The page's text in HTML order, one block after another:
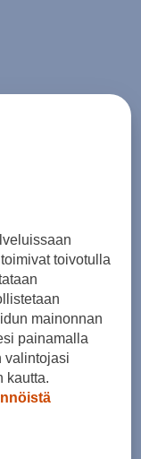
toivotulla
mainonnan
painamalla
valintojasi
kautta.